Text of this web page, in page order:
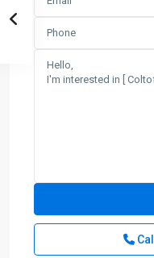
Call